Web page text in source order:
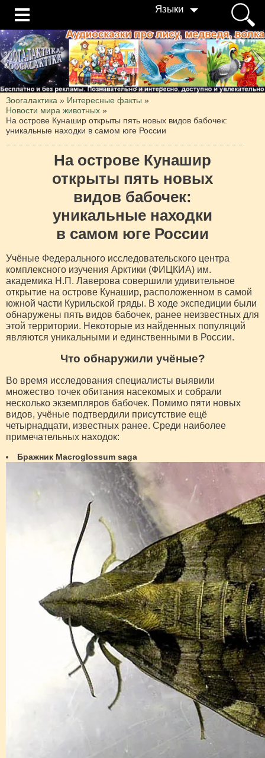
Языки
Зоогалактика » Интересные факты »
Новости мира животных »
На острове Кунашир открыты пять новых видов бабочек:
уникальные находки в самом юге России
На острове Кунашир
открыты пять новых
видов бабочек:
уникальные находки
в самом юге России
Учёные Федерального исследовательского центра
комплексного изучения Арктики (ФИЦКИА) им.
академика Н.П. Лаверова совершили удивительное
открытие на острове Кунашир, расположенном в самой
южной части Курильской гряды. В ходе экспедиции были
обнаружены пять видов бабочек, ранее неизвестных для
этой территории. Некоторые из найденных популяций
являются уникальными и единственными в России.
Что обнаружили учёные?
Во время исследования специалисты выявили
множество точек обитания насекомых и собрали
несколько экземпляров бабочек. Помимо пяти новых
видов, учёные подтвердили присутствие ещё
четырнадцати, известных ранее. Среди наиболее
примечательных находок:
Бражник Macroglossum saga